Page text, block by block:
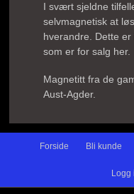
I svært sjeldne
selvmagnetisk at
hverandre. Dette
som er for salg her.
Magnetitt fra de
Aust-Agder.
Forside Bli kunde
Logg